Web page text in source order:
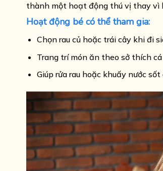
thành một hoạt động thú vị thay vì
Hoạt động bé có thể tham gia:
Chọn rau củ hoặc trái cây khi đi
Trang trí món ăn theo sở thích
Giúp rửa rau hoặc khuấy nước